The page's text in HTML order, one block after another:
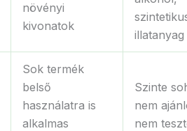
növényi
kivonatok
illatanyag
Sok termék
belső
használatra is
alkalmas
Szinte
nem
nem